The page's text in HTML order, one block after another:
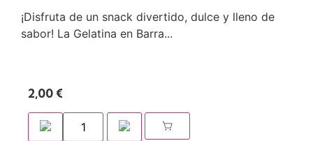
¡Disfruta de un snack divertido, dulce y lleno de
sabor! La Gelatina en Barra...
2,00€